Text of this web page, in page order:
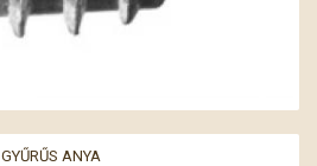
GYŰRŰS ANYA